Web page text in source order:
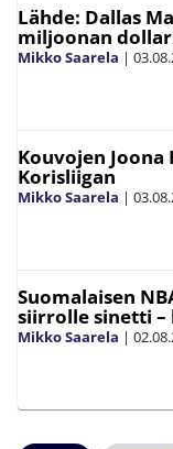
Lähde: Dallas
miljoonan
Mikko Saarela |
Kouvojen
Korisliigan
Mikko Saarela |
Suomalaisen
siirrolle sinetti
Mikko Saarela |